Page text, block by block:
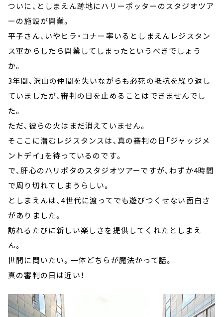
ついに、としまえん跡地にハリーポッターのスタジオツア
ーの施設が開業。
平子さん、いやヒラ・コナー率いるとしまえんレジスタン
ス軍からしたら開業してしまったというべきでしょう
か。
3年間、沢山の仲間を失いながらも必死の抵抗を繰り返し
ていましたが、審判の日を止めることはできませんでし
た。
ただ、彼らの火はまだ消えていません。
そここに潜むレジスタンスは、真の審判の日「ジャッジメ
ントデイ」を待っているのです。
で、肝心のハリポタのスタジオツアーですが、わずか4時間
で周り切れてしまうらしい。
としまえんは、4世代に渡ってでも遊びつくせない面白さ
がありました。
訪れるたびに新しい楽しさを提供してくれたとしまえ
ん。
世間に問いたい。一体どちらが魔法かって話。
真の審判の日は近い！